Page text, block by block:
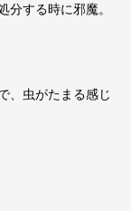
分する時に邪魔。
、虫がたまる感じ